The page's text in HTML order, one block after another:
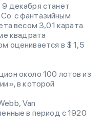
9 декабря станет
с фантазийным
весом 3,01 карата.
квадрата
оценивается в $ 1,5
около 100 лотов из
в которой
Van
в период с 1920